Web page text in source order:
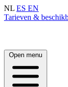
NL ES EN
Tarieven &
Open menu